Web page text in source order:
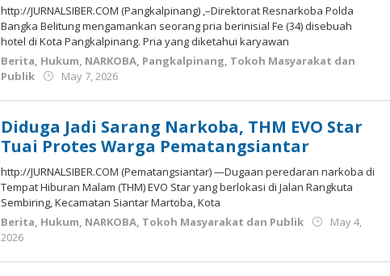
http://JURNALSIBER.COM (Pangkalpinang) ,–Direktorat Resnarkoba Polda
Bangka Belitung mengamankan seorang pria berinisial Fe (34) disebuah
hotel di Kota Pangkalpinang. Pria yang diketahui karyawan
Berita, Hukum, NARKOBA, Pangkalpinang, Tokoh Masyarakat dan
Publik
May 7, 2026
Diduga Jadi Sarang Narkoba, THM EVO Star
Tuai Protes Warga Pematangsiantar
http://JURNALSIBER.COM (Pematangsiantar) —Dugaan peredaran narkoba di
Tempat Hiburan Malam (THM) EVO Star yang berlokasi di Jalan Rangkuta
Sembiring, Kecamatan Siantar Martoba, Kota
Berita, Hukum, NARKOBA, Tokoh Masyarakat dan Publik
May 4,
2026